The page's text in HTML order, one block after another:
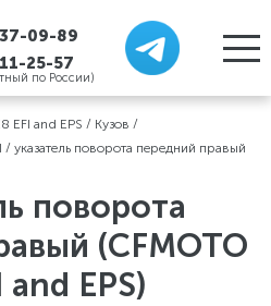
09-89
25-57
по России)
EFI and EPS / Кузов /
/ указатель поворота передний правый
поворота
(CFMOTO
and EPS)